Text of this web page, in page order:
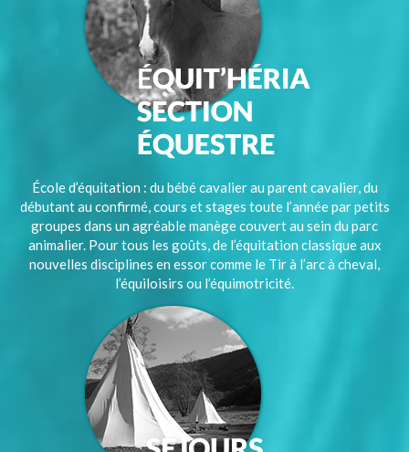
École d’équitation : du bébé cavalier au parent cavalier, du
débutant au confirmé, cours et stages toute l’année par petits
groupes dans un agréable manège couvert au sein du parc
animalier. Pour tous les goûts, de l’équitation classique aux
nouvelles disciplines en essor comme le Tir à l’arc à cheval,
l’équiloisirs ou l’équimotricité.